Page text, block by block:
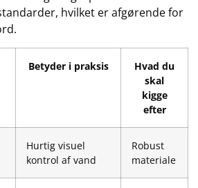
hvilket er afgørende for
Betyder i praksis
Hvad du
skal
kigge
efter
Hurtig visuel
kontrol af vand
Robust
materiale